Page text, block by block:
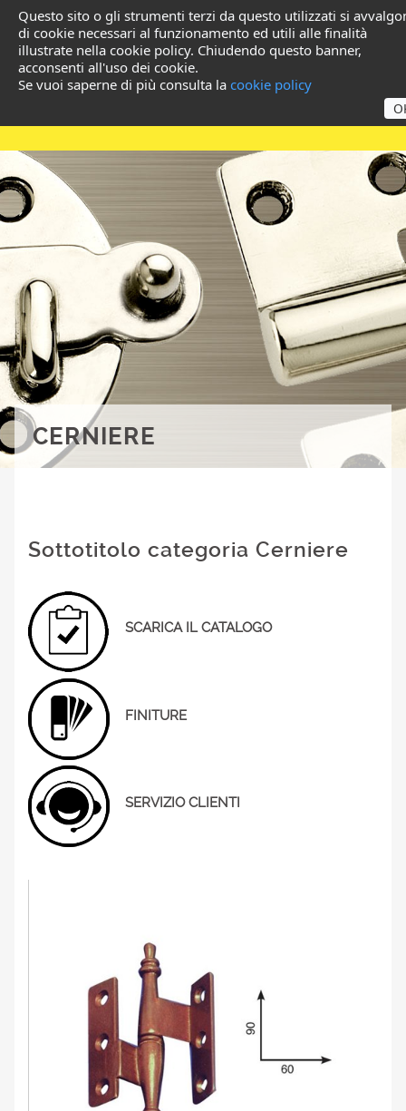
CERNIERE
Sottotitolo categoria Cerniere
SCARICA IL CATALOGO
FINITURE
SERVIZIO CLIENTI
Questo sito o gli strumenti terzi da questo utilizzati si
di cookie necessari al funzionamento ed utili alle finalità
illustrate nella cookie policy. Chiudendo questo banner,
acconsenti all'uso dei cookie.
Se vuoi saperne di più consulta la cookie policy